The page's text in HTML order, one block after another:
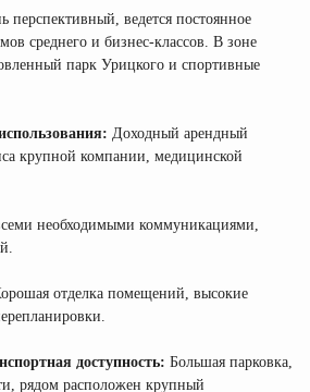
перспективный, ведется постоянное
среднего и бизнес-классов. В зоне
парк Урицкого и спортивные
Доходный арендный
крупной компании, медицинской
необходимыми коммуникациями,
отделка помещений, высокие
доступность: Большая парковка,
рядом расположен крупный